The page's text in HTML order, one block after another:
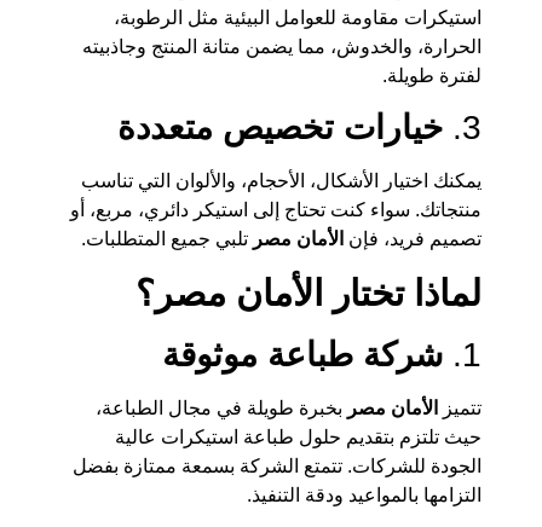
استيكرات مقاومة للعوامل البيئية مثل الرطوبة،
الحرارة، والخدوش، مما يضمن متانة المنتج وجاذبيته
لفترة طويلة.
3. خيارات تخصيص متعددة
يمكنك اختيار الأشكال، الأحجام، والألوان التي تناسب
منتجاتك. سواء كنت تحتاج إلى استيكر دائري، مربع، أو
تصميم فريد، فإن الأمان مصر تلبي جميع المتطلبات.
لماذا تختار الأمان مصر؟
1. شركة طباعة موثوقة
تتميز الأمان مصر بخبرة طويلة في مجال الطباعة،
حيث تلتزم بتقديم حلول طباعة استيكرات عالية
الجودة للشركات. تتمتع الشركة بسمعة ممتازة بفضل
التزامها بالمواعيد ودقة التنفيذ.